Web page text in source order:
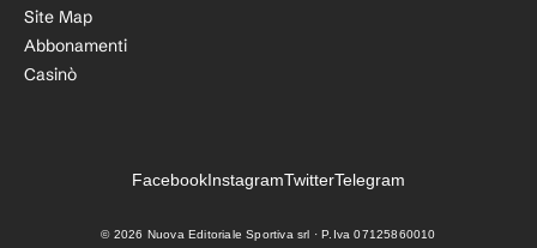
Site Map
Abbonamenti
Casinò
FacebookInstagramTwitterTelegram
© 2026 Nuova Editoriale Sportiva srl · P.Iva 07125860010